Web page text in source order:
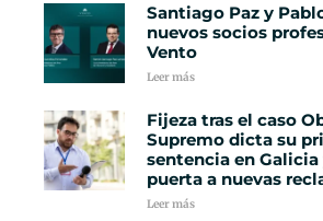
Santiago Paz y
nuevos socios
Vento
Leer más
Fijeza tras el caso
Supremo dicta su
sentencia en Galicia
puerta a nuevas
Leer más